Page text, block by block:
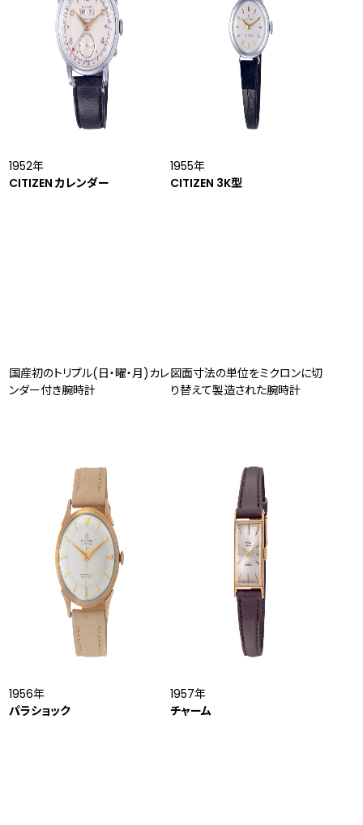
1952年
CITIZEN カレンダー
国産初のトリプル(日・曜・月)カレ
ンダー付き腕時計
1955年
CITIZEN 3K型
図面寸法の単位をミクロンに切
り替えて製造された腕時計
1956年
パラショック
1957年
チャーム